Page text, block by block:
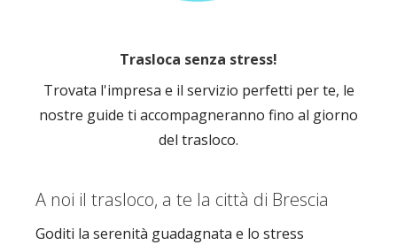
Trasloca senza stress!
Trovata l'impresa e il servizio perfetti per te, le
nostre guide ti accompagneranno fino al giorno
del trasloco.
A noi il trasloco, a te la città di Brescia
Goditi la serenità guadagnata e lo stress